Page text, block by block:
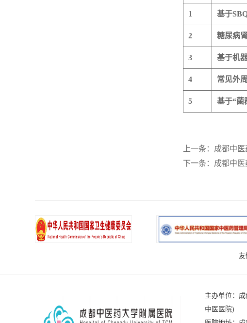
1 基于
2 糖尿病
3 基于机
4 常见外
5 基于“菌
上一条： 成都中
下一条： 成都中
友
主办单位：
中医医院)